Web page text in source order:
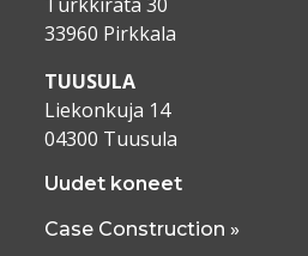
33960 Pirkkala
TUUSULA
Liekonkuja 14
04300 Tuusula
Uudet koneet
Case Construction »